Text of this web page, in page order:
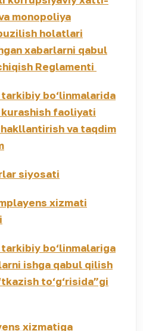
monopoliya
holatlari
xabarlarni qabul
Reglamenti
tarkibiy bo‘linmalarida
faoliyati
va taqdim
siyosati
xizmati
tarkibiy bo‘linmalariga
ishga qabul qilish
to‘g‘risida”gi
xizmatiga